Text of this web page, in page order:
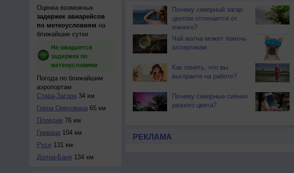
Оценка возможных
задержек авиарейсов
по метеоусловиям на
ближайшие сутки
Не ожидается
задержек по
метеоусловиям
Погода по ближайшим
аэропортам
Стара-Загора34 км
Горна Ореховица65 км
Пловдив 76 км
Гривица104 км
Русе131 км
Долна-Баня 134 км
Почему северный загар
цветом отличается от
южного?
Чай матча может помочь
аллергикам
Как понять, что вы
выгораете на работе?
Почему северные сияния
разного цвета?
РЕКЛАМА